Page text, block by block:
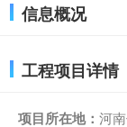
信息概况
工程项目详情
项目所在地： 河